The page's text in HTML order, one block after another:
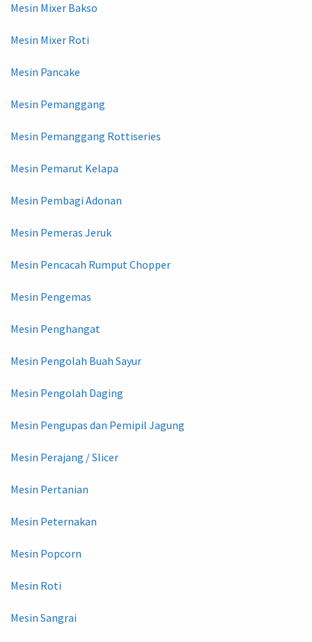
Mesin Mixer Bakso
Mesin Mixer Roti
Mesin Pancake
Mesin Pemanggang
Mesin Pemanggang Rottiseries
Mesin Pemarut Kelapa
Mesin Pembagi Adonan
Mesin Pemeras Jeruk
Mesin Pencacah Rumput Chopper
Mesin Pengemas
Mesin Penghangat
Mesin Pengolah Buah Sayur
Mesin Pengolah Daging
Mesin Pengupas dan Pemipil Jagung
Mesin Perajang / Slicer
Mesin Pertanian
Mesin Peternakan
Mesin Popcorn
Mesin Roti
Mesin Sangrai